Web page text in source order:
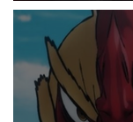
DUNGEONS